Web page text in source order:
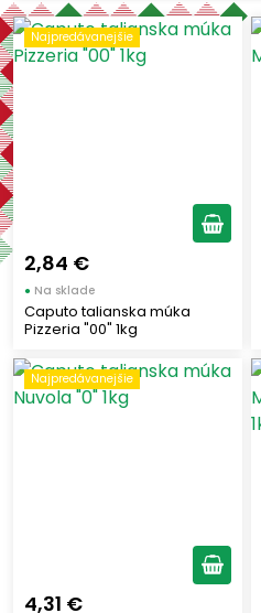
Cena
CAPUTO(29)
MOLINO ROSSETTO
PERUGINA(1)
PANEANGELI
Najpredávanejšie
2,84 €
● Na sklade
Caputo talianska múka
Pizzeria "00" 1kg
Najpredávanejšie
4,31 €